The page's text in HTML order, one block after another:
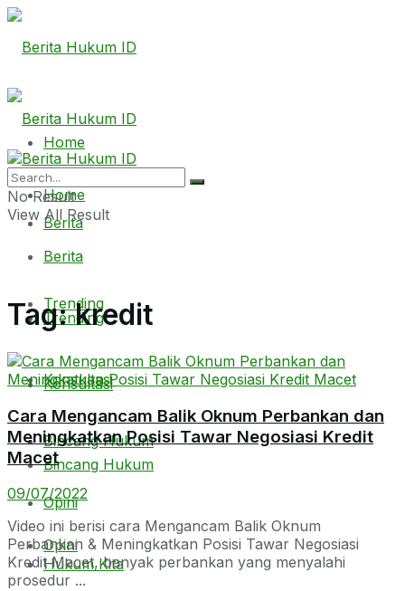
Home
Berita
Trending
Konsultasi
Bincang Hukum
Opini
Home
Berita
Trending
Konsultasi
Bincang Hukum
Opini
Hukum Kita
No Result
View All Result
Tag:kredit
Cara Mengancam Balik Oknum Perbankan dan
Meningkatkan Posisi Tawar Negosiasi Kredit
Macet
09/07/2022
Video ini berisi cara Mengancam Balik Oknum
Perbankan & Meningkatkan Posisi Tawar Negosiasi
Kredit Macet, banyak perbankan yang menyalahi
prosedur ...